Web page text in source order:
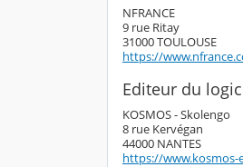
NFRANCE
9 rue Ritay
31000 TOULOUSE
https://
Editeur du
KOSMOS - Skolengo
8 rue Kervégan
44000 NANTES
https://www.kosmos-